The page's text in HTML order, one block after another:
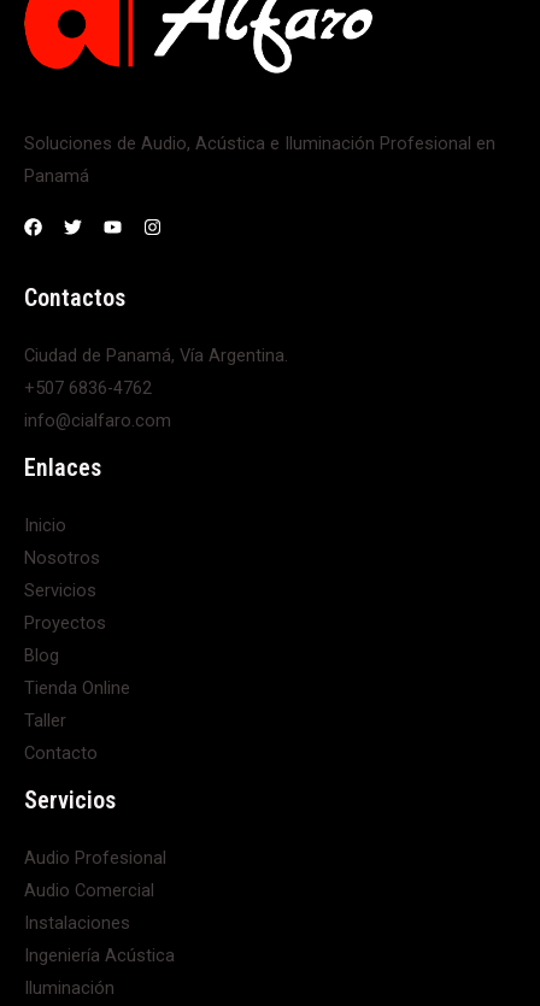
Soluciones de Audio, Acústica e Iluminación Profesional en
Panamá
Contactos
Ciudad de Panamá, Vía Argentina.
+507 6836-4762
info@cialfaro.com
Enlaces
Inicio
Nosotros
Servicios
Proyectos
Blog
Tienda Online
Taller
Contacto
Servicios
Audio Profesional
Audio Comercial
Instalaciones
Ingeniería Acústica
Iluminación